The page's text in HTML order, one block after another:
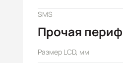
SMS
Прочая
Размер LCD, мм